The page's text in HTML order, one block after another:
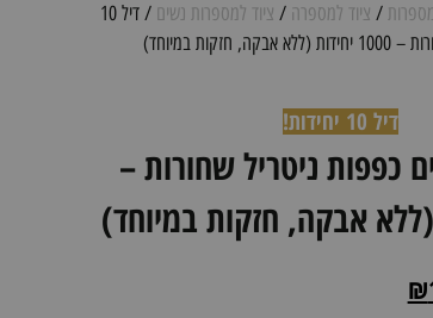
/ ציוד למספרה / ציוד למספרות נשים
/ דיל 10
במיוחד)
דיל 10 יחידות!
כפפות ניטריל שחורות –
₪